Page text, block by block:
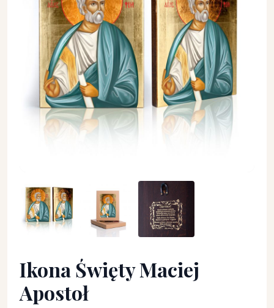
Ikona Święty Maciej Apostoł - Święci i Błogosławieni -
Ikona Święty Maciej
Apostoł